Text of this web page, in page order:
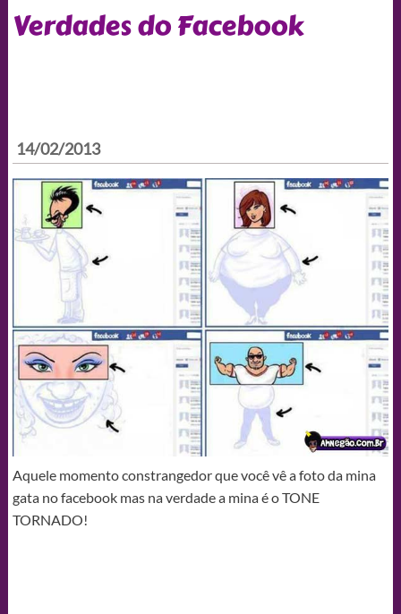
Verdades do Facebook
14/02/2013
Aquele momento constrangedor que você vê a foto da mina
gata no facebook mas na verdade a mina é o TONE
TORNADO!